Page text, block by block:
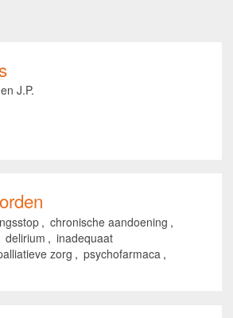
J.P.
, chronische aandoening ,
delirium , inadequaat
zorg , psychofarmaca ,